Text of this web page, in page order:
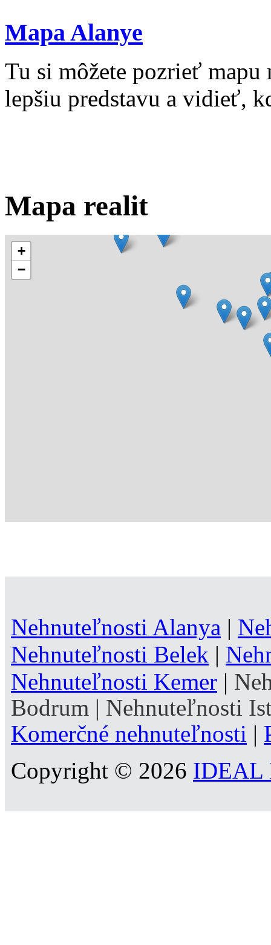
Mapa Alanye
Tu si môžete pozrieť
lepšiu predstavu a vidieť,
Mapa realit
+
−
Nehnuteľnosti Alanya |
Nehnuteľnosti Belek |
Nehnuteľnosti Kemer |
Bodrum | Nehnuteľnosti
Komerčné nehnuteľnosti |
Copyright © 2026 IDEAL